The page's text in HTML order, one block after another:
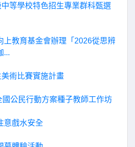
等學校特色招生專業群科甄選
上教育基金會辦理「2026從思辨
...
術比賽實施計畫
國公民行動方案種子教師工作坊
意戲水安全